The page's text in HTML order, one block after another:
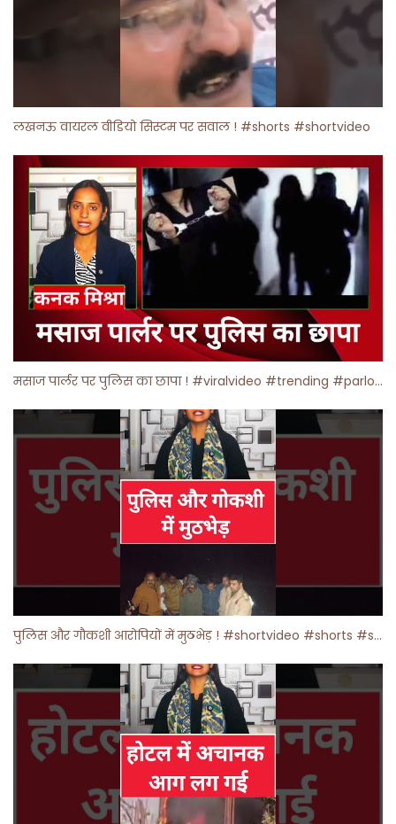
लखनऊ वायरल वीडियो सिस्टम पर सवाल ! #shorts #shortvideo
मसाज पार्लर पर पुलिस का छापा ! #viralvideo #trending #parlour
पुलिस और गौकशी आरोपियों में मुठभेड़ ! #shortvideo #shorts #shortsfeed